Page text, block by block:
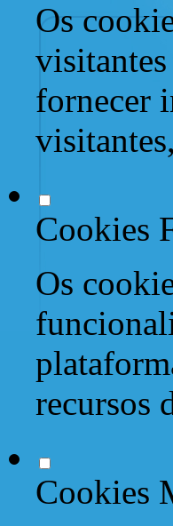
Os
fornecer
Cookies
Os
recursos
Cookies